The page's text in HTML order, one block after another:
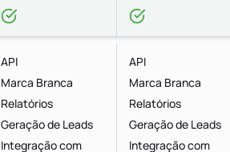
API
Marca Branca
Relatórios
Geração de Leads
Integração com
API
Marca Branca
Relatórios
Geração de Leads
Integração com